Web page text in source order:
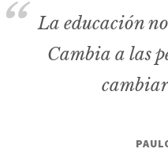
La educación
Cambia a las